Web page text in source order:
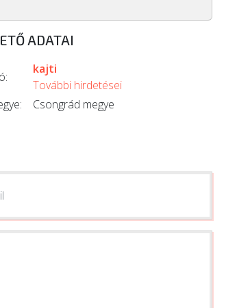
ADATAI
kajti
További hirdetései
Csongrád megye